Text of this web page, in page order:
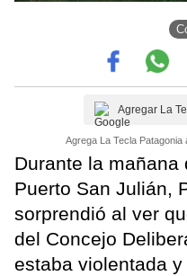
Agregar La
Agrega La Tecla Patagonia
Durante la
Puerto San Julián,
sorprendió al ver
del Concejo
estaba violentada